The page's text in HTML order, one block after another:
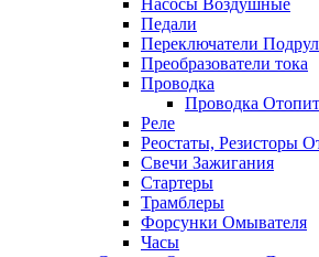
Насосы Воздушные
Педали
Переключатели
Преобразователи тока
Проводка
Проводка
Реле
Реостаты, Резисторы
Свечи Зажигания
Стартеры
Трамблеры
Форсунки Омывателя
Часы